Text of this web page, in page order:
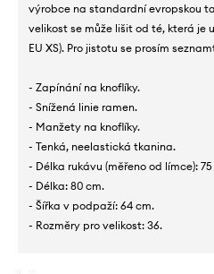
výrobce na standardní evropskou
velikost se může lišit od té, která je
EU XS). Pro jistotu se prosím
- Zapínání na knoflíky.
- Snížená linie ramen.
- Manžety na knoflíky.
- Tenká, neelastická tkanina.
- Délka rukávu (měřeno od límce):
- Délka: 80 cm.
- Šířka v podpaží: 64 cm.
- Rozměry pro velikost: 36.